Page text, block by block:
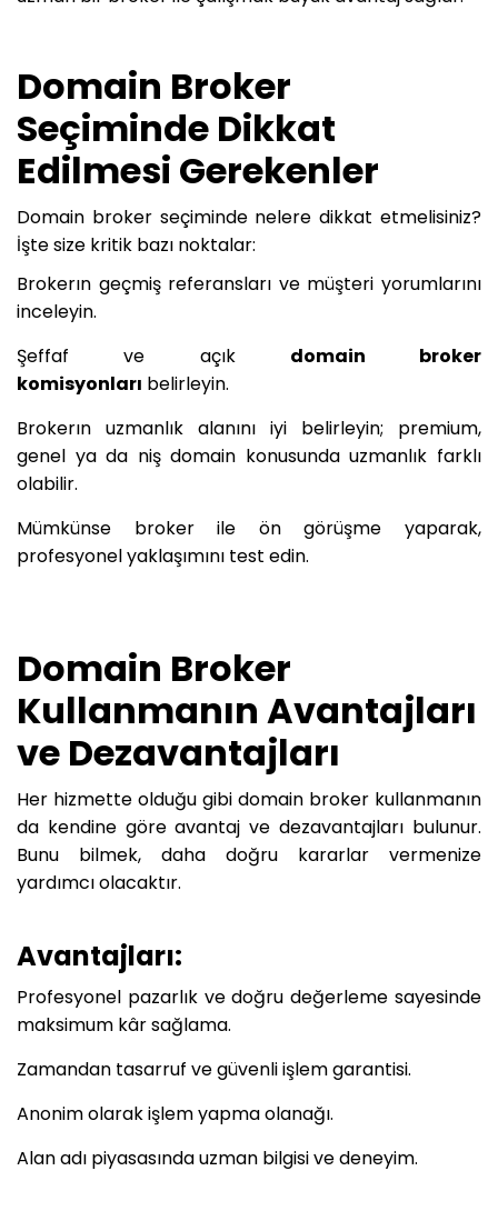
Domain Broker
Seçiminde Dikkat
Edilmesi Gerekenler
Domain broker seçiminde nelere dikkat etmelisiniz?
İşte size kritik bazı noktalar:
Brokerın geçmiş referansları ve müşteri yorumlarını
inceleyin.
Şeffaf ve açık domain broker
komisyonları belirleyin.
Brokerın uzmanlık alanını iyi belirleyin; premium,
genel ya da niş domain konusunda uzmanlık farklı
olabilir.
Mümkünse broker ile ön görüşme yaparak,
profesyonel yaklaşımını test edin.
Domain Broker
Kullanmanın Avantajları
ve Dezavantajları
Her hizmette olduğu gibi domain broker kullanmanın
da kendine göre avantaj ve dezavantajları bulunur.
Bunu bilmek, daha doğru kararlar vermenize
yardımcı olacaktır.
Avantajları:
Profesyonel pazarlık ve doğru değerleme sayesinde
maksimum kâr sağlama.
Zamandan tasarruf ve güvenli işlem garantisi.
Anonim olarak işlem yapma olanağı.
Alan adı piyasasında uzman bilgisi ve deneyim.